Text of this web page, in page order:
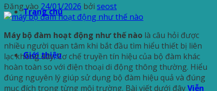
Trang chủ
Giới thiệu
Đăng vào 24/01/2026 bởi seost
Máy bộ đàm hoạt động như thế nào là câu hỏi được
nhiều người quan tâm khi bắt đầu tìm hiểu thiết bị liên
lạc không dây. Cơ chế truyền tín hiệu của bộ đàm khác
hoàn toàn so với điện thoại di động thông thường. Hiểu
đúng nguyên lý giúp sử dụng bộ đàm hiệu quả và đúng
mục đích trong từng môi trường. Bài viết dưới đâyViễn